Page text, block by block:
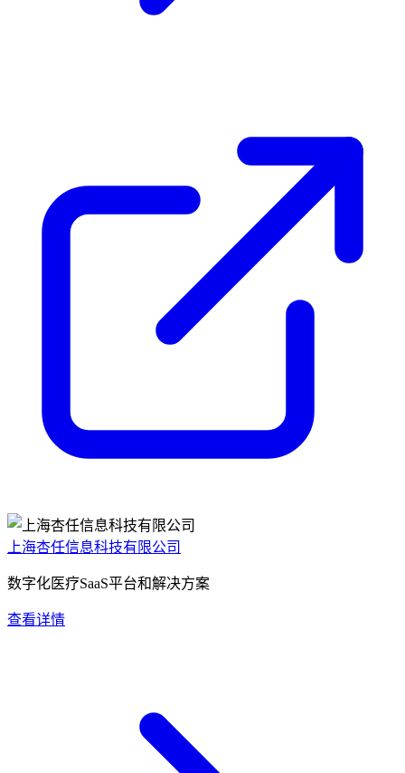
上海杏任信息科技有限公司
数字化医疗SaaS平台和解决方案
查看详情